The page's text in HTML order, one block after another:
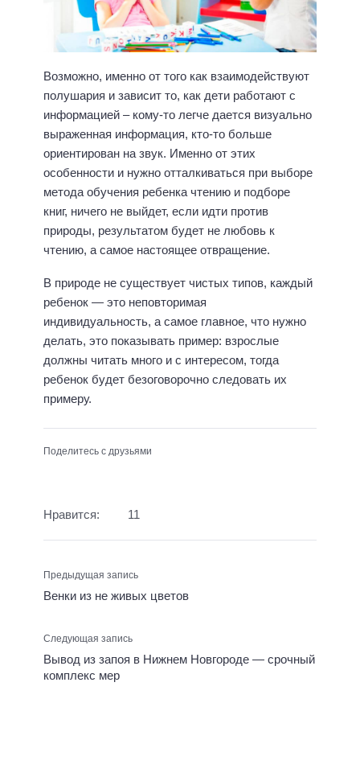
Возможно, именно от того как взаимодействуют
полушария и зависит то, как дети работают с
информацией – кому-то легче дается визуально
выраженная информация, кто-то больше
ориентирован на звук. Именно от этих
особенности и нужно отталкиваться при выборе
метода обучения ребенка чтению и подборе
книг, ничего не выйдет, если идти против
природы, результатом будет не любовь к
чтению, а самое настоящее отвращение.
В природе не существует чистых типов, каждый
ребенок — это неповторимая
индивидуальность, а самое главное, что нужно
делать, это показывать пример: взрослые
должны читать много и с интересом, тогда
ребенок будет безоговорочно следовать их
примеру.
Поделитесь с друзьями
Нравится: 11
Предыдущая запись
Венки из не живых цветов
Следующая запись
Вывод из запоя в Нижнем Новгороде — срочный
комплекс мер